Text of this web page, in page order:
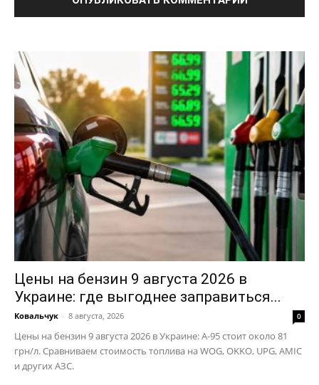
О нас
Связаться с нами
Политика конфиденциальности
Отказ от ответственности
Подписка
Мой аккаунт
Реклама
Контакты
Цены на бензин 9 августа 2026 в
Украине: где выгоднее заправиться...
Ковальчук - 8 августа, 2026 0
Цены на бензин 9 августа 2026 в Украине: А-95 стоит около 81
грн/л. Сравниваем стоимость топлива на WOG, OKKO, UPG, AMIC
и других АЗС.